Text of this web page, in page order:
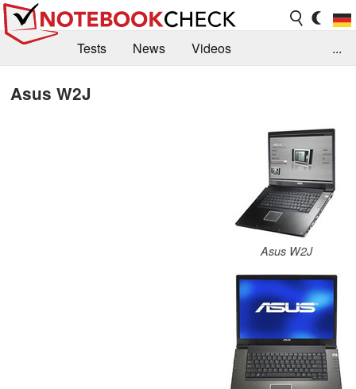
Tests News
Videos
...
Asus W2J
Asus W2J